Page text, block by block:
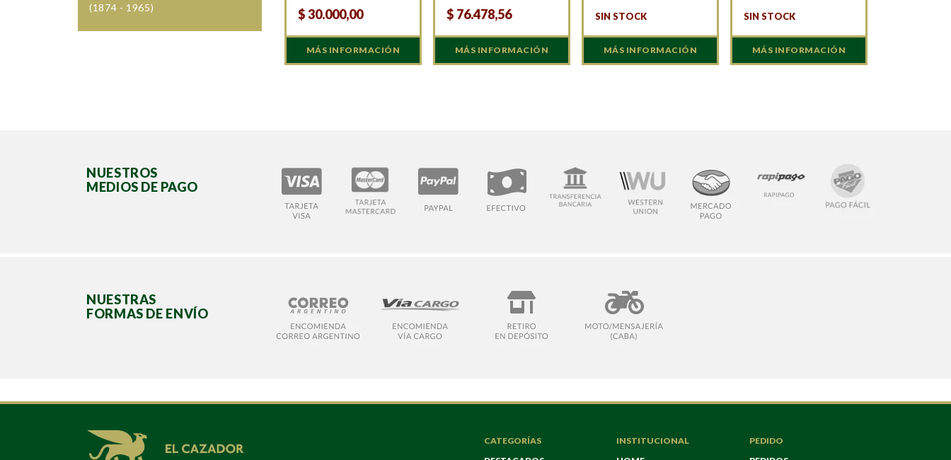
$30.000,00
MÁS INFORMACIÓN
$ 76.478,56
MÁS INFORMACIÓN
SIN STOCK
MÁS INFORMACIÓN
SIN STOCK
MÁS INFORMACIÓN
(1874 - 1965)
NUESTROS
MEDIOS DE PAGO
NUESTRAS
FORMAS DE ENVÍO
CATEGORÍAS
INSTITUCIONAL
PEDIDO